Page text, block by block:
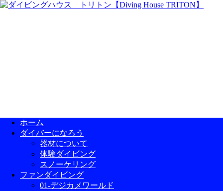
ホーム
ダイバーになろう
器材について
体験ダイビング
スノーケリング
ファンダイビング
01-デジカメワールド